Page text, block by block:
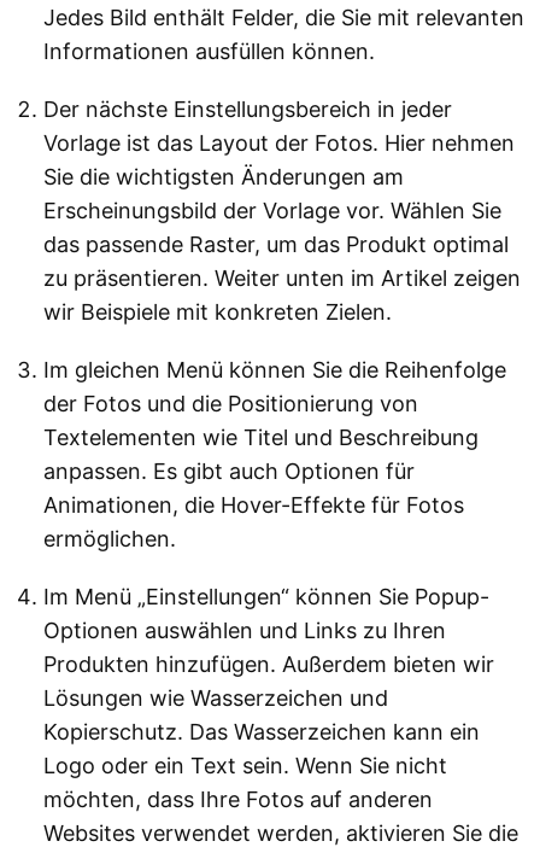
Jedes Bild enthält Felder, die Sie mit relevanten
Informationen ausfüllen können.
Der nächste Einstellungsbereich in jeder
Vorlage ist das Layout der Fotos. Hier nehmen
Sie die wichtigsten Änderungen am
Erscheinungsbild der Vorlage vor. Wählen Sie
das passende Raster, um das Produkt optimal
zu präsentieren. Weiter unten im Artikel zeigen
wir Beispiele mit konkreten Zielen.
Im gleichen Menü können Sie die Reihenfolge
der Fotos und die Positionierung von
Textelementen wie Titel und Beschreibung
anpassen. Es gibt auch Optionen für
Animationen, die Hover-Effekte für Fotos
ermöglichen.
Im Menü „Einstellungen“ können Sie Popup-
Optionen auswählen und Links zu Ihren
Produkten hinzufügen. Außerdem bieten wir
Lösungen wie Wasserzeichen und
Kopierschutz. Das Wasserzeichen kann ein
Logo oder ein Text sein. Wenn Sie nicht
möchten, dass Ihre Fotos auf anderen
Websites verwendet werden, aktivieren Sie die